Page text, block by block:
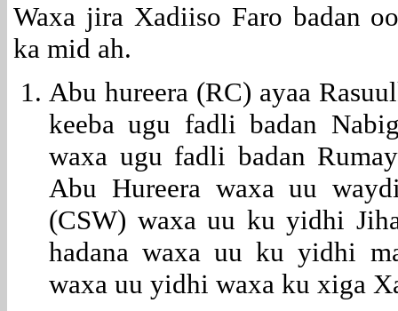
Waxa jira Xadiiso Faro badan
ka mid ah.
Abu hureera (RC) ayaa
keeba ugu fadli badan
waxa ugu fadli badan
Abu Hureera waxa uu
(CSW) waxa uu ku yidhi
hadana waxa uu ku yidhi
waxa uu yidhi waxa ku xiga